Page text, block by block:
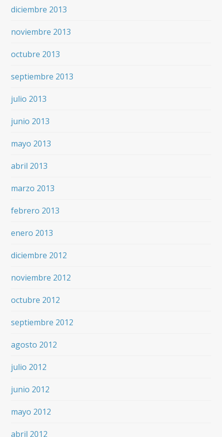
diciembre 2013
noviembre 2013
octubre 2013
septiembre 2013
julio 2013
junio 2013
mayo 2013
abril 2013
marzo 2013
febrero 2013
enero 2013
diciembre 2012
noviembre 2012
octubre 2012
septiembre 2012
agosto 2012
julio 2012
junio 2012
mayo 2012
abril 2012